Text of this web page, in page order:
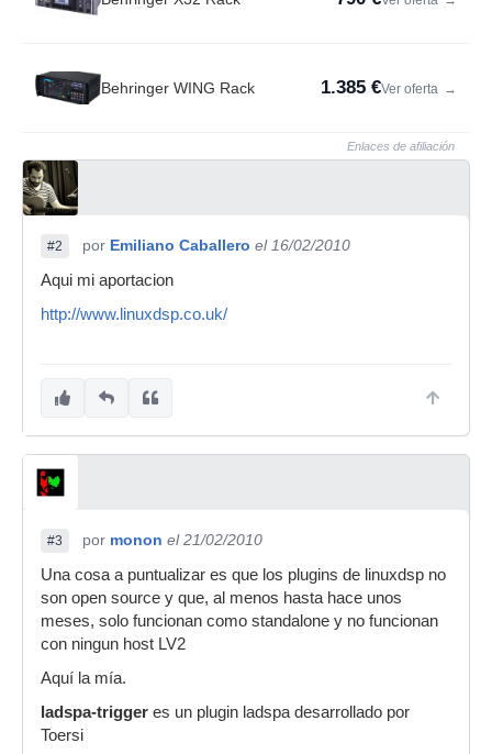
Behringer WING Rack 1.385 €Ver oferta →
Enlaces de afiliación
#2 por Emiliano Caballero el 16/02/2010
Aqui mi aportacion
http://www.linuxdsp.co.uk/
#3 por monon el 21/02/2010
Una cosa a puntualizar es que los plugins de linuxdsp no
son open source y que, al menos hasta hace unos
meses, solo funcionan como standalone y no funcionan
con ningun host LV2
Aquí la mía.
ladspa-trigger es un plugin ladspa desarrollado por
Toersi